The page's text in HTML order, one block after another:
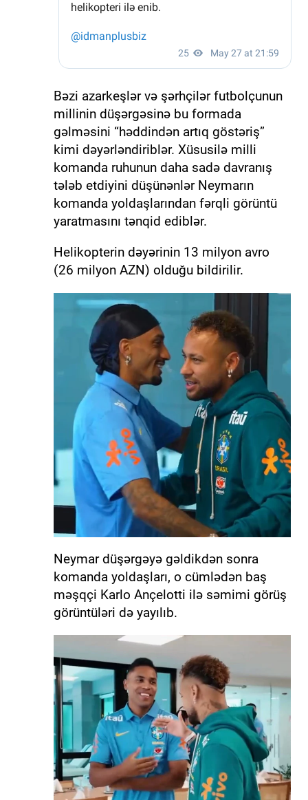
Bəzi azarkeşlər və şərhçilər futbolçunun
millinin düşərgəsinə bu formada
gəlməsini “həddindən artıq göstəriş”
kimi dəyərləndiriblər. Xüsusilə milli
komanda ruhunun daha sadə davranış
tələb etdiyini düşünənlər Neymarın
komanda yoldaşlarından fərqli görüntü
yaratmasını tənqid ediblər.
Helikopterin dəyərinin 13 milyon avro
(26 milyon AZN) olduğu bildirilir.
Neymar düşərgəyə gəldikdən sonra
komanda yoldaşları, o cümlədən baş
məşqçi Karlo Ançelotti ilə səmimi görüş
görüntüləri də yayılıb.